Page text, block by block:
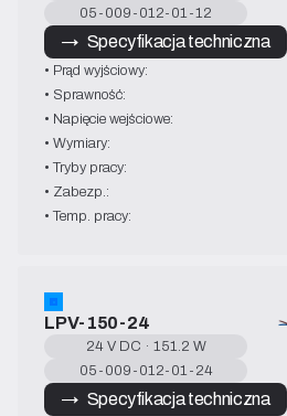
05-009-012-01-12
→   Specyfikacja techniczna
• Prąd wyjściowy:
• Sprawność:
• Napięcie wejściowe:
• Wymiary:
• Tryby pracy:
• Zabezp.:
• Temp. pracy:
LPV-150-24
24 V DC · 151.2 W
05-009-012-01-24
→   Specyfikacja techniczna